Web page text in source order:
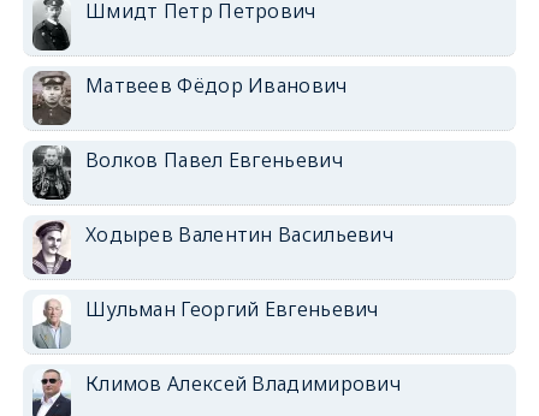
Шмидт Петр Петрович
Матвеев Фёдор Иванович
Волков Павел Евгеньевич
Ходырев Валентин Васильевич
Шульман Георгий Евгеньевич
Климов Алексей Владимирович